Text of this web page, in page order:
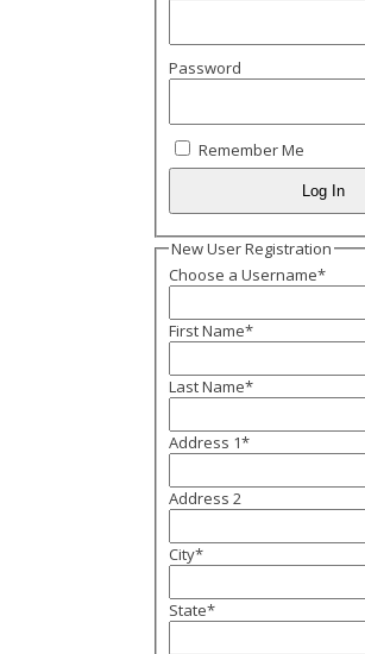
Password
Remember Me
New User Registration
Choose a Username*
First Name*
Last Name*
Address 1*
Address 2
City*
State*